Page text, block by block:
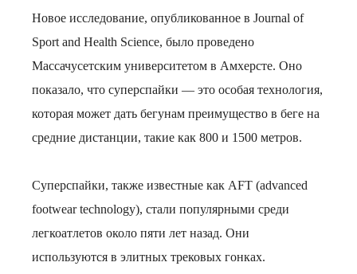
Новое исследование, опубликованное в Journal of
Sport and Health Science, было проведено
Массачусетским университетом в Амхерсте. Оно
показало, что суперспайки — это особая технология,
которая может дать бегунам преимущество в беге на
средние дистанции, такие как 800 и 1500 метров.
Суперспайки, также известные как AFT (advanced
footwear technology), стали популярными среди
легкоатлетов около пяти лет назад. Они
используются в элитных трековых гонках.